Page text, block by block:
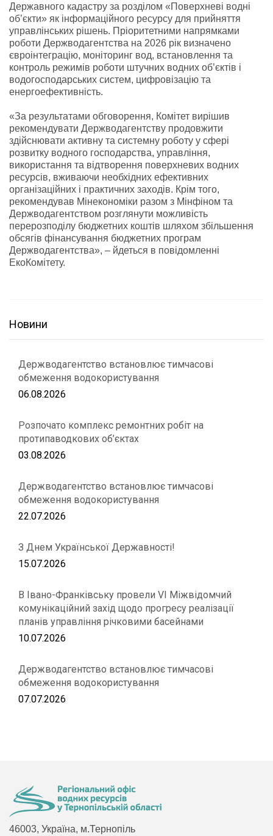
Державного кадастру за розділом «Поверхневі водні
об’єкти» як інформаційного ресурсу для прийняття
управлінських рішень. Пріоритетними напрямками
роботи Держводагентства на 2026 рік визначено
євроінтеграцію, моніторинг вод, встановлення та
контроль режимів роботи штучних водних об’єктів і
водогосподарських систем, цифровізацію та
енергоефективність.
«За результатами обговорення, Комітет вирішив
рекомендувати Держводагентству продовжити
здійснювати активну та системну роботу у сфері
розвитку водного господарства, управління,
використання та відтворення поверхневих водних
ресурсів, вживаючи необхідних ефективних
організаційних і практичних заходів. Крім того,
рекомендував Мінекономіки разом з Мінфіном та
Держводагентством розглянути можливість
перерозподілу бюджетних коштів шляхом збільшення
обсягів фінансування бюджетних програм
Держводагентства», – йдеться в повідомленні
ЕкоКомітету.
Новини
Держводагентство встановлює тимчасові
обмеження водокористування
06.08.2026
Розпочато комплекс ремонтних робіт на
протипаводкових об’єктах
03.08.2026
Держводагентство встановлює тимчасові
обмеження водокористування
22.07.2026
З Днем Української Державності!
15.07.2026
В Івано-Франківську провели VІ Міжвідомчий
комунікаційний захід щодо прогресу реалізації
планів управління річковими басейнами
10.07.2026
Держводагентство встановлює тимчасові
обмеження водокористування
07.07.2026
46003, Україна, м.Тернопіль